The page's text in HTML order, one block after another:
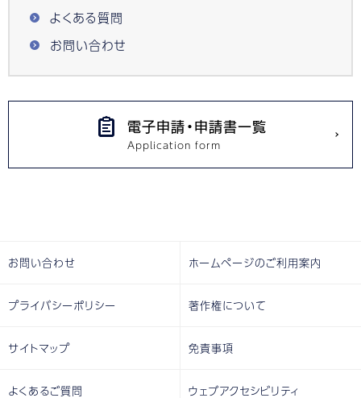
よくある質問
お問い合わせ
電子申請・申請書一覧
お問い合わせ ホームページのご利用案内
プライバシーポリシー 著作権について
サイトマップ 免責事項
よくあるご質問 ウェブアクセシビリティ